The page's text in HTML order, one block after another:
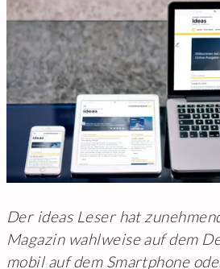
Der ideas Leser hat
Magazin wahlweise auf dem
mobil auf dem Smartphone